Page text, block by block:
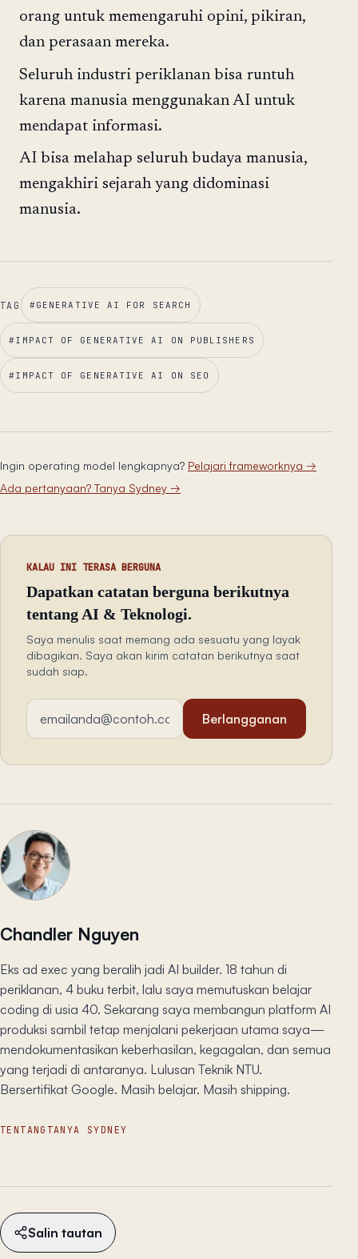
orang untuk memengaruhi opini, pikiran,
dan perasaan mereka.
Seluruh industri periklanan bisa runtuh
karena manusia menggunakan AI untuk
mendapat informasi.
AI bisa melahap seluruh budaya manusia,
mengakhiri sejarah yang didominasi
manusia.
TAG #GENERATIVE AI FOR SEARCH
#IMPACT OF GENERATIVE AI ON PUBLISHERS
#IMPACT OF GENERATIVE AI ON SEO
Ingin operating model lengkapnya? Pelajari frameworknya →
Ada pertanyaan? Tanya Sydney →
KALAU INI TERASA BERGUNA
Dapatkan catatan berguna berikutnya
tentang AI & Teknologi.
Saya menulis saat memang ada sesuatu yang layak
dibagikan. Saya akan kirim catatan berikutnya saat
sudah siap.
Alamat email
Berlangganan
Chandler Nguyen
Eks ad exec yang beralih jadi AI builder. 18 tahun di
periklanan, 4 buku terbit, lalu saya memutuskan belajar
coding di usia 40. Sekarang saya membangun platform AI
produksi sambil tetap menjalani pekerjaan utama saya—
mendokumentasikan keberhasilan, kegagalan, dan semua
yang terjadi di antaranya. Lulusan Teknik NTU.
Bersertifikat Google. Masih belajar. Masih shipping.
TENTANG TANYA SYDNEY
Salin tautan